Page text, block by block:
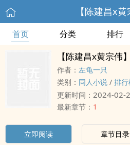
【陈建昌x黄
首页 分类 排行
【陈建昌x黄宗伟】
作者： 左龟一只
类别： 同人小说 / 排
更新时间： 2024-02-
最新章节： 1
立即阅读 章节目录